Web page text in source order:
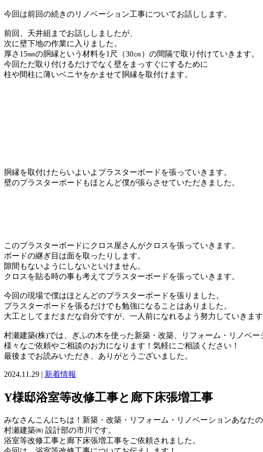
今回は前回の続きのリノベーション工事についてお話しします。
前回、天井組までお話ししましたが、
次に壁下地の作業に入りました。
厚さ15㎜の胴縁という材料を1尺（30㎝）の間隔で取り付けていきます。
今回ただ取り付けるだけでなく壁をまっすぐにするために
柱や間柱に薄いベニヤをかませて胴縁を取付けます。
胴縁を取付けたらいよいよプラスターボードを張っていきます。
壁のプラスターボードもほとんど僕が張らさせていただきました。
このプラスターボードにクロス屋さんがクロスを張っていきます。
ボードの継ぎ目は面を取ったりします。
隙間もないようにしないといけません。
クロスを貼る時の事も考えてプラスターボードを張っていきます。
今回の現場で僕はほとんどのプラスターボードを張りました。
プラスターボードを張るだけでも勉強になることはありました。
大工としてまだまだな自分ですが、一人前になれるよう努力していきます
村瀬建築(株)では、ぎふの木を使った新築・改築、リフォーム・リノベ
様々なご依頼やご相談のお力になります！気軽にご相談ください！
最後までお読みいただき、ありがとうございました。
2024.11.29 | 新着情報
Y様邸浴室等改修工事と廊下床張増工事
みなさんこんにちは！新築・改築・リフォーム・リノベーションあなた
村瀬建築㈱ 設計部の市川です。
浴室等改修工事と廊下床張増工事をご依頼されました。